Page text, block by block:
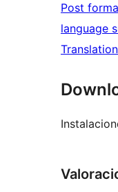
Post
language